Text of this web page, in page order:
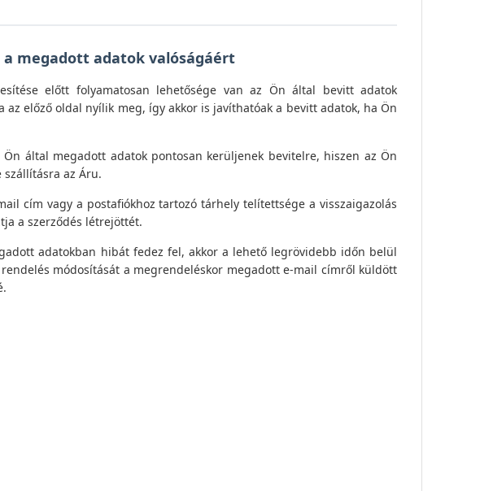
megadott adatok valóságáért
előtt folyamatosan lehetősége van az Ön által bevitt adatok
előző oldal nyílik meg, így akkor is javíthatóak a bevitt adatok, ha Ön
által megadott adatok pontosan kerüljenek bevitelre, hiszen az Ön
az Áru.
cím vagy a postafiókhoz tartozó tárhely telítettsége a visszaigazolás
a szerződés létrejöttét.
adatokban hibát fedez fel, akkor a lehető legrövidebb időn belül
módosítását a megrendeléskor megadott e-mail címről küldött